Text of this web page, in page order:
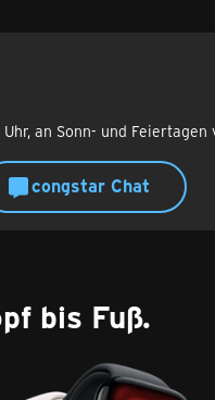
an Sonn- und Feiertagen
congstar Chat
bis Fuß.